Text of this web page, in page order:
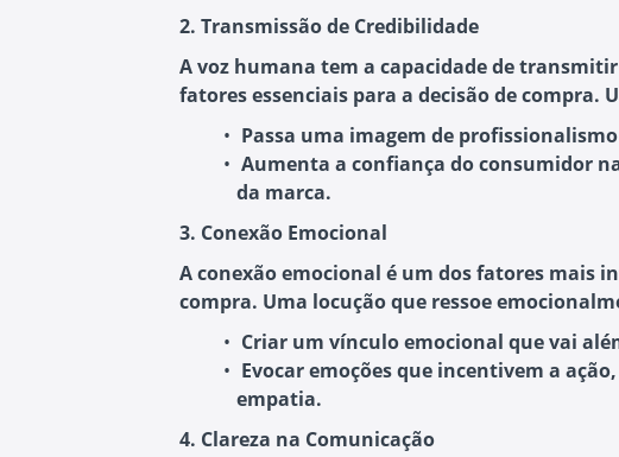
2. Transmissão de Credibilidade
A voz humana tem a capacidade de
fatores essenciais para a decisão de compra.
Passa uma imagem de
Aumenta a confiança do consumidor
da marca.
3. Conexão Emocional
A conexão emocional é um dos fatores mais
compra. Uma locução que ressoe
Criar um vínculo emocional que vai
Evocar emoções que incentivem a ação
empatia.
4. Clareza na Comunicação